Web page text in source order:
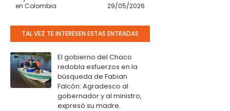
29/05/2026
en Colombia
TAL VEZ TE INTERESEN ESTAS ENTRADAS
El gobierno del Chaco
redobla esfuerzos en la
búsqueda de Fabian
Falcón: Agradesco al
gobernador y al ministro,
expresó su madre.